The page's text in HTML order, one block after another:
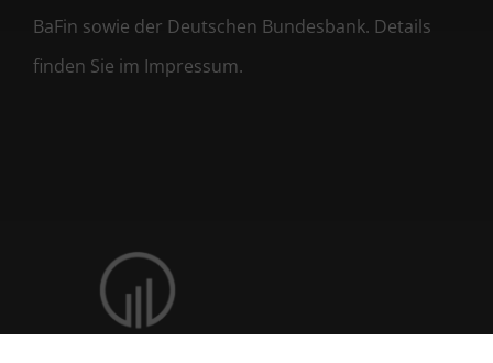
BaFin sowie der Deutschen Bundesbank. Details
finden Sie im Impressum.